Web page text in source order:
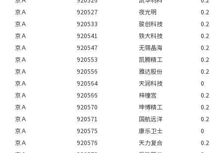
京Ａ
920527 夜光明
0.2
京Ａ
920533 骏创科技
0.2
京Ａ
920541 铁大科技
0.2
京Ａ
920547 无锡晶海
0.2
京Ａ
920553 凯腾精工
0.2
京Ａ
920556 雅达股份
0.2
京Ａ
920564 天润科技
0
京Ａ
920566 梓橦宫
0.2
京Ａ
920570 坤博精工
0.2
京Ａ
920571 国航远洋
0.2
京Ａ
920575 康乐卫士
0
京Ａ
920576 天力复合
0.2